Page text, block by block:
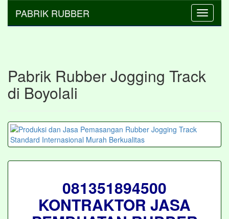
Toggle
PABRIK RUBBER
Pabrik Rubber Jogging Track
di Boyolali
081351894500
KONTRAKTOR JASA